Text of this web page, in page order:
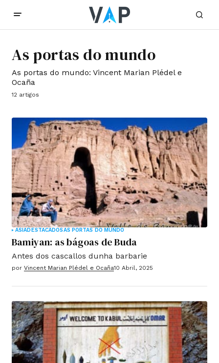
As portas do mundo
As portas do mundo: Vincent Marian Plédel e
Ocaña
12 artigos
ASIADESTACADOSAS PORTAS DO MUNDO
Bamiyan: as bágoas de Buda
Antes dos cascallos dunha barbarie
por Vincent Marian Plédel e Ocaña10 Abril, 2025